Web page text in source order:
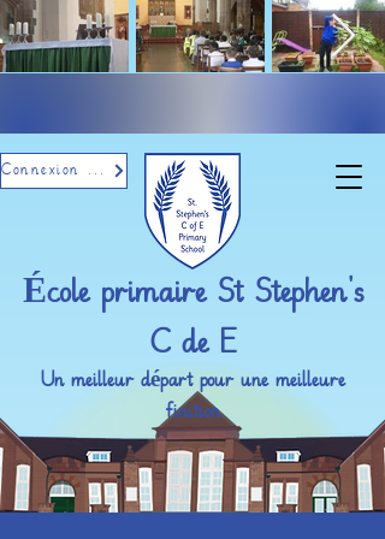
Un meilleur départ pour une meilleure
finition
Connexion par e-mail
École primaire St Stephen's
C de E